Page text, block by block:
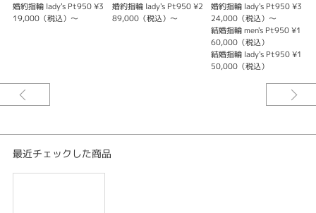
紹介文
アリア（星座の掛橋）
婚約指輪 lady's Pt950 ¥3
19,000（税込）～
婚約指輪 lady's Pt950 ¥2
89,000（税込）～
婚約指輪 lady's Pt950 ¥3
24,000（税込）～
結婚指輪 men's Pt950 ¥1
60,000（税込）
結婚指輪 lady's Pt950 ¥1
50,000（税込）
最近チェックした商品